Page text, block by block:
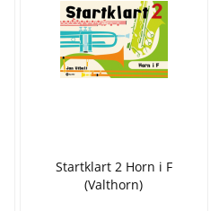
Startklart 2 Horn i F
(Valthorn)